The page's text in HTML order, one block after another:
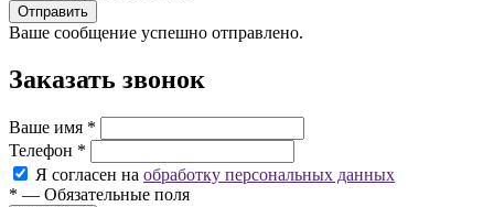
Ваше сообщение успешно отправлено.
Заказать звонок
Ваше имя *
Телефон *
Я согласен на обработку персональных данных
* — Обязательные поля